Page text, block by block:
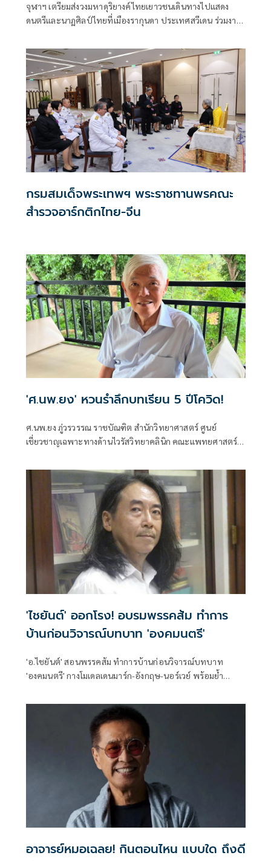
จุฬาฯ เตรียมส่งวงมหาดุริยางค์ไทยเยาวชนเดินทางไปแสดง
ดนตรีและนาฏศิลป์ไทยที่เมืองรากุนดา ประเทศสวีเดน ร่วมงาน
กรมสมเด็จพระเทพฯ พระราชทานพรคณะ
สำรวจอาร์กติกไทย-จีน
'ศ.นพ.ยง' หวนรำลึกบทเรียน 5 ปีโควิด!
ศ.นพ.ยง ภู่วรวรรณ ราชบัณฑิต สำนักวิทยาศาสตร์ ศูนย์
เชี่ยวชาญเฉพาะทางด้านไวรัสวิทยาคลินิก คณะแพทยศาสตร์
'ไชยันต์' ออกโรง! อบรมพรรคส้ม ทำการ
บ้านก่อนวิจารณ์บทบาท 'องคมนตรี'
'อ.ไชยันต์' สอนพรรคส้ม ทำการบ้านก่อนวิจารณ์บทบาท
'องคมนตรี' กางโมเดลเดนมาร์ก-อังกฤษ-นอร์เวย์ พร้อมย้ำ
อาจารย์หมอเฉลย! กินตอนไหน แบบใด ถึงดี